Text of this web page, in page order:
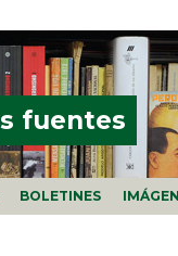
fuentes
BOLETINES